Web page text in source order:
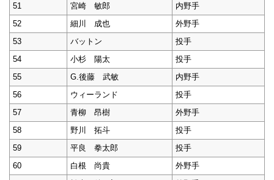
51
宮崎 敏郎
内野手
52
細川 成也
外野手
53
バットン
投手
54
小杉 陽太
投手
55
G.後藤 武敏
内野手
56
ウィーランド
投手
57
青柳 昂樹
外野手
58
野川 拓斗
投手
59
平良 拳太郎
投手
60
白根 尚貴
外野手